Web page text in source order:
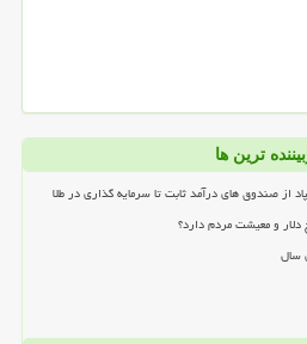
ترین ها
از صندوق های درآمد ثابت تا سرمایه گذاری در طلا
سال